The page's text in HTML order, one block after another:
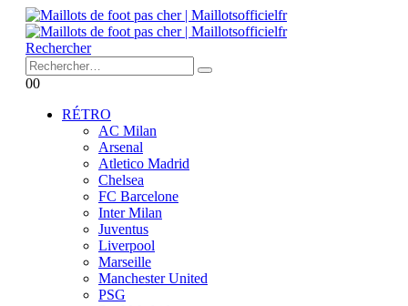
Rechercher
00
RÉTRO
AC Milan
Arsenal
Atletico Madrid
Chelsea
FC Barcelone
Inter Milan
Juventus
Liverpool
Marseille
Manchester United
PSG